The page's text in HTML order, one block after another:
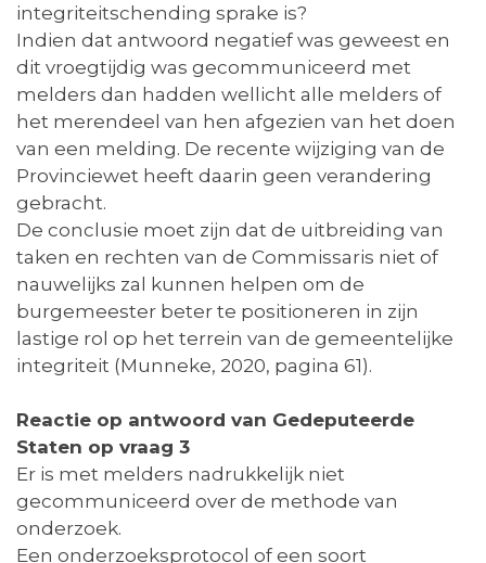
integriteitschending sprake is?
Indien dat antwoord negatief was geweest en
dit vroegtijdig was gecommuniceerd met
melders dan hadden wellicht alle melders of
het merendeel van hen afgezien van het doen
van een melding. De recente wijziging van de
Provinciewet heeft daarin geen verandering
gebracht.
De conclusie moet zijn dat de uitbreiding van
taken en rechten van de Commissaris niet of
nauwelijks zal kunnen helpen om de
burgemeester beter te positioneren in zijn
lastige rol op het terrein van de gemeentelijke
integriteit (Munneke, 2020, pagina 61).
Reactie op antwoord van Gedeputeerde
Staten op vraag 3
Er is met melders nadrukkelijk niet
gecommuniceerd over de methode van
onderzoek.
Een onderzoeksprotocol of een soort